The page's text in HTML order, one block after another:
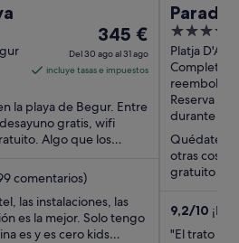
El
precio
es
345 €
por
noche
ago
al
345 €
Del 30 ago al 31 ago
incluye tasas e impuestos
la playa de Begur. Entre
gratis, wifi
Algo que los
comentarios)
las instalaciones, las
es la mejor. Solo tengo
es y es cero kids
4
out
of
5
Platja
Girona
Reserva
durante la
Quédate
otras
gratuito y
9,2/10
"El trato del